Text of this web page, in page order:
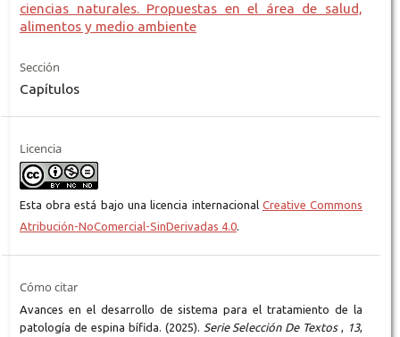
ciencias naturales. Propuestas en el área de salud,
alimentos y medio ambiente
Sección
Capítulos
Licencia
Esta obra está bajo una licencia internacional Creative Commons
Atribución-NoComercial-SinDerivadas 4.0.
Cómo citar
Avances en el desarrollo de sistema para el tratamiento de la
patología de espina bífida. (2025). Serie Selección De Textos, 13,